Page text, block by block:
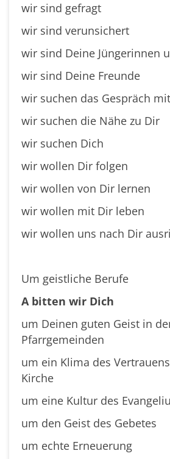
wir sind gefragt
wir sind verunsichert
wir sind Deine Jüngerinnen
wir sind Deine Freunde
wir suchen das Gespräch
wir suchen die Nähe zu Dir
wir suchen Dich
wir wollen Dir folgen
wir wollen von Dir lernen
wir wollen mit Dir leben
wir wollen uns nach Dir
Um geistliche Berufe
A bitten wir Dich
um Deinen guten Geist in
Pfarrgemeinden
um ein Klima des
Kirche
um eine Kultur des
um den Geist des Gebetes
um echte Erneuerung